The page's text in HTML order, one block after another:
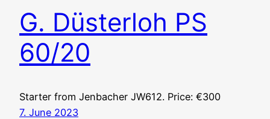
G. Düsterloh PS
60/20
Starter from Jenbacher JW612. Price: €300
7. June 2023